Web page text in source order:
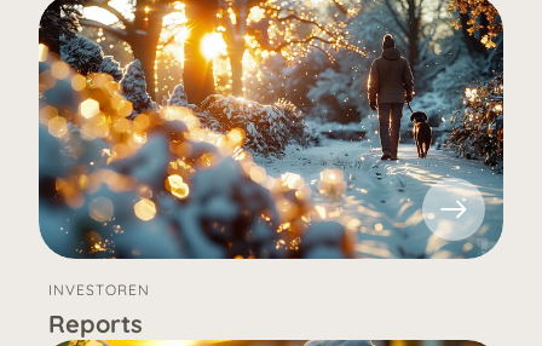
INVESTOREN
Reports